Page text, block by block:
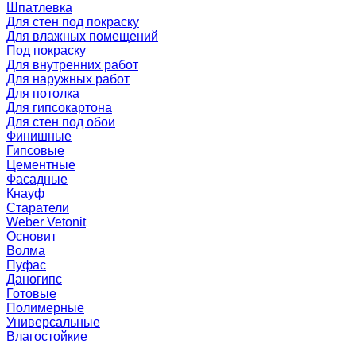
Шпатлевка
Для стен под покраску
Для влажных помещений
Под покраску
Для внутренних работ
Для наружных работ
Для потолка
Для гипсокартона
Для стен под обои
Финишные
Гипсовые
Цементные
Фасадные
Кнауф
Старатели
Weber Vetonit
Основит
Волма
Пуфас
Даногипс
Готовые
Полимерные
Универсальные
Влагостойкие